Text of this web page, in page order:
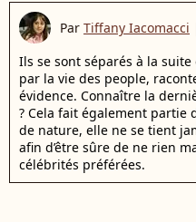
Par Tiffany Iacomacci
Ils se sont séparés à la suite
par la vie des people,
évidence. Connaître la
? Cela fait également partie
de nature, elle ne se tient
afin d’être sûre de ne rien
célébrités préférées.